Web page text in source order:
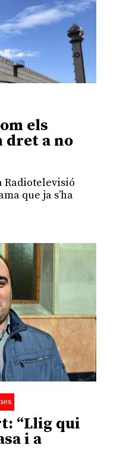
els
dret a no
Radiotelevisió
que ja s’ha
“Llig qui
i a